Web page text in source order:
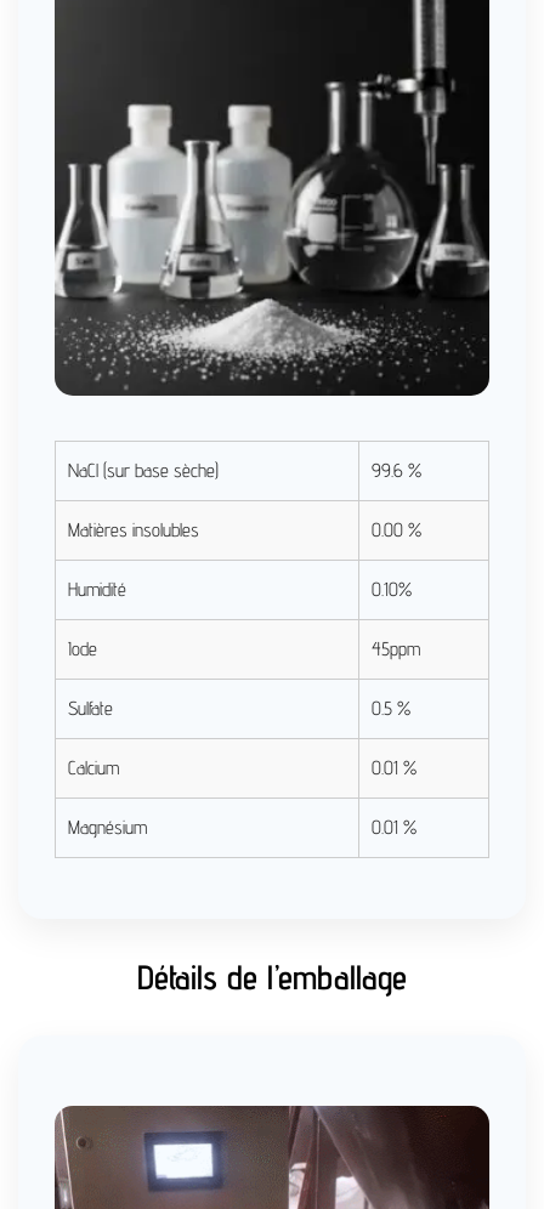
NaCl (sur base sèche) 99.6 %
Matières insolubles 0.00 %
Humidité 0.10%
Iode 45ppm
Sulfate 0.5 %
Calcium 0.01 %
Magnésium 0.01 %
Détails de l’emballage